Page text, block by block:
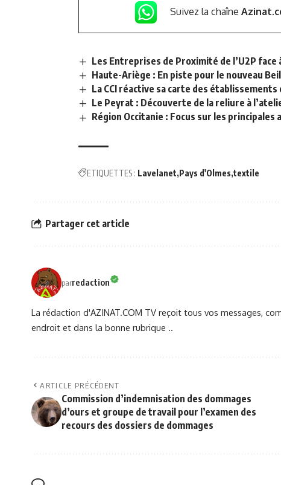
Suivez la chaîne
Les Entreprises de Proximité de l’U2P face
Haute-Ariège : En piste pour le nouveau
La CCI réactive sa carte des
Le Peyrat : Découverte de la reliure à
Région Occitanie : Focus sur les principales
ETIQUETTES : Lavelanet Pays d'Olmes textile
Partager cet article
parredaction
La rédaction d'AZINAT.COM TV reçoit tous vos messages,
endroit et dans la bonne rubrique ..
ARTICLE PRÉCÉDENT
Commission d’indemnisation des dommages
d’ours et groupe de travail pour l’examen des
recours des dossiers de dommages